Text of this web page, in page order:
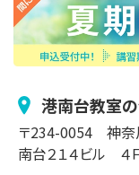
港南台教室
〒234-0054 神
南台２１４ビル ４